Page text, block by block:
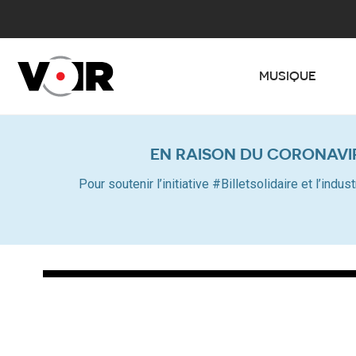
MUSIQUE
EN RAISON DU
Pour soutenir l’initiative #Billetsolidaire et